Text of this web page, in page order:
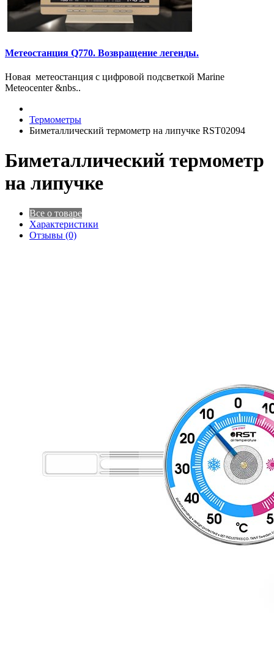
Метеостанция Q770. Возвращение легенды.
Новая метеостанция с цифровой подсветкой Marine
Meteocenter &nbs..
Термометры
Биметаллический термометр на липучке RST02094
Биметаллический термометр
на липучке
Все о товаре
Характеристики
Отзывы (0)